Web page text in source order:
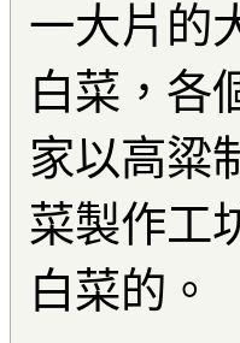
一大片的
白菜，各
家以高粱
菜製作工
白菜的。